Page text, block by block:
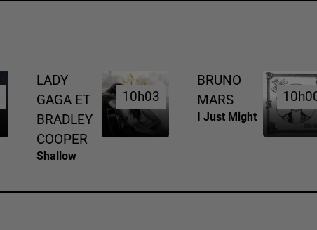
LADY
GAGA ET
BRADLEY
COOPER
Shallow
10h03
10h03
BRUNO
MARS
I Just Might